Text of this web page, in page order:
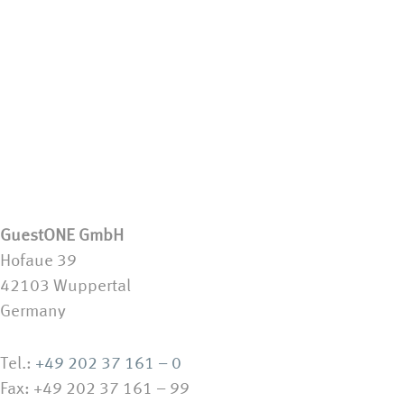
GuestONE GmbH
Hofaue 39
42103 Wuppertal
Germany
Tel.: +49 202 37 161 – 0
Fax: +49 202 37 161 – 99